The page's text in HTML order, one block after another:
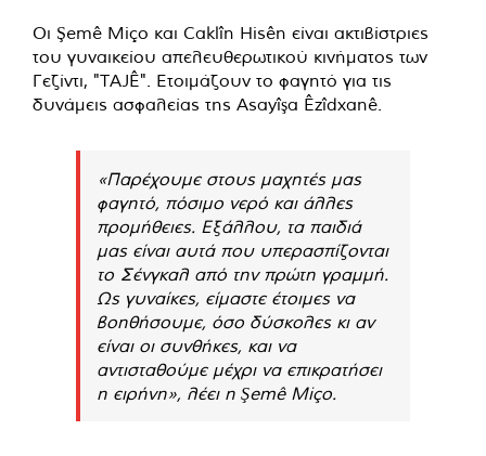
Οι Şemê Miço και Caklîn Hisên είναι ακτιβίστριες
του γυναικείου απελευθερωτικού κινήματος των
Γεζίντι, "TAJÊ". Ετοιμάζουν το φαγητό για τις
δυνάμεις ασφαλείας της Asayîşa Êzîdxanê.
«Παρέχουμε στους μαχητές μας
φαγητό, πόσιμο νερό και άλλες
προμήθειες. Εξάλλου, τα παιδιά
μας είναι αυτά που υπερασπίζονται
το Σένγκαλ από την πρώτη γραμμή.
Ως γυναίκες, είμαστε έτοιμες να
βοηθήσουμε, όσο δύσκολες κι αν
είναι οι συνθήκες, και να
αντισταθούμε μέχρι να επικρατήσει
η ειρήνη», λέει η Şemê Miço.